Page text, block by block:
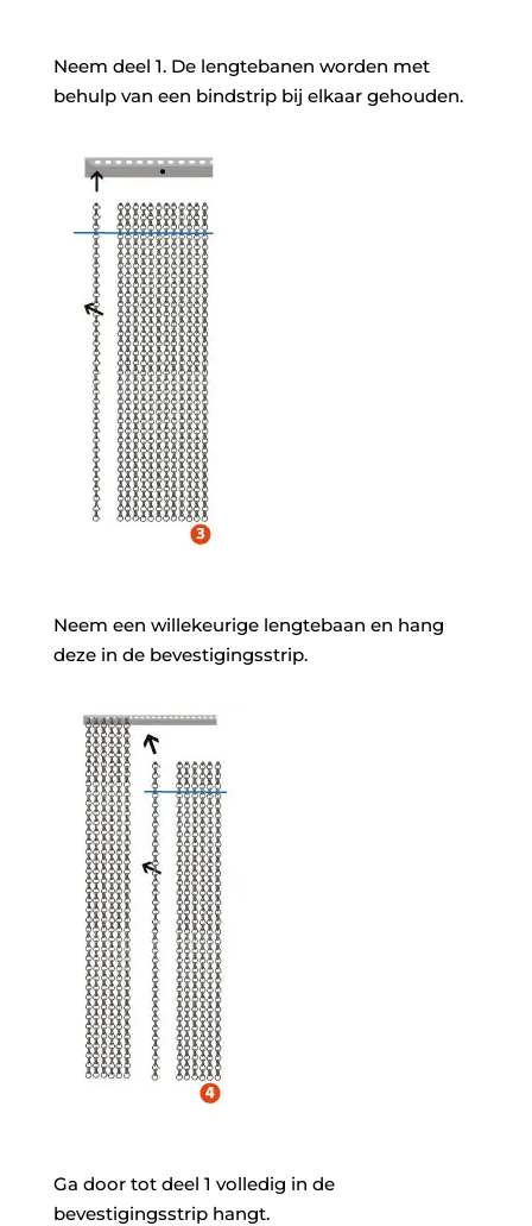
Neem deel 1. De lengtebanen worden met
behulp van een bindstrip bij elkaar gehouden.
Neem een willekeurige lengtebaan en hang
deze in de bevestigingsstrip.
Ga door tot deel 1 volledig in de
bevestigingsstrip hangt.